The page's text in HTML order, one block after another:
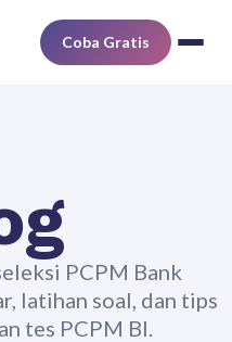
Coba Gratis
PCPM Bank
latihan soal, dan tips
tes PCPM BI.